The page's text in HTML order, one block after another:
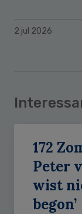
2 jul 2026
172
Peter
wist
begon’